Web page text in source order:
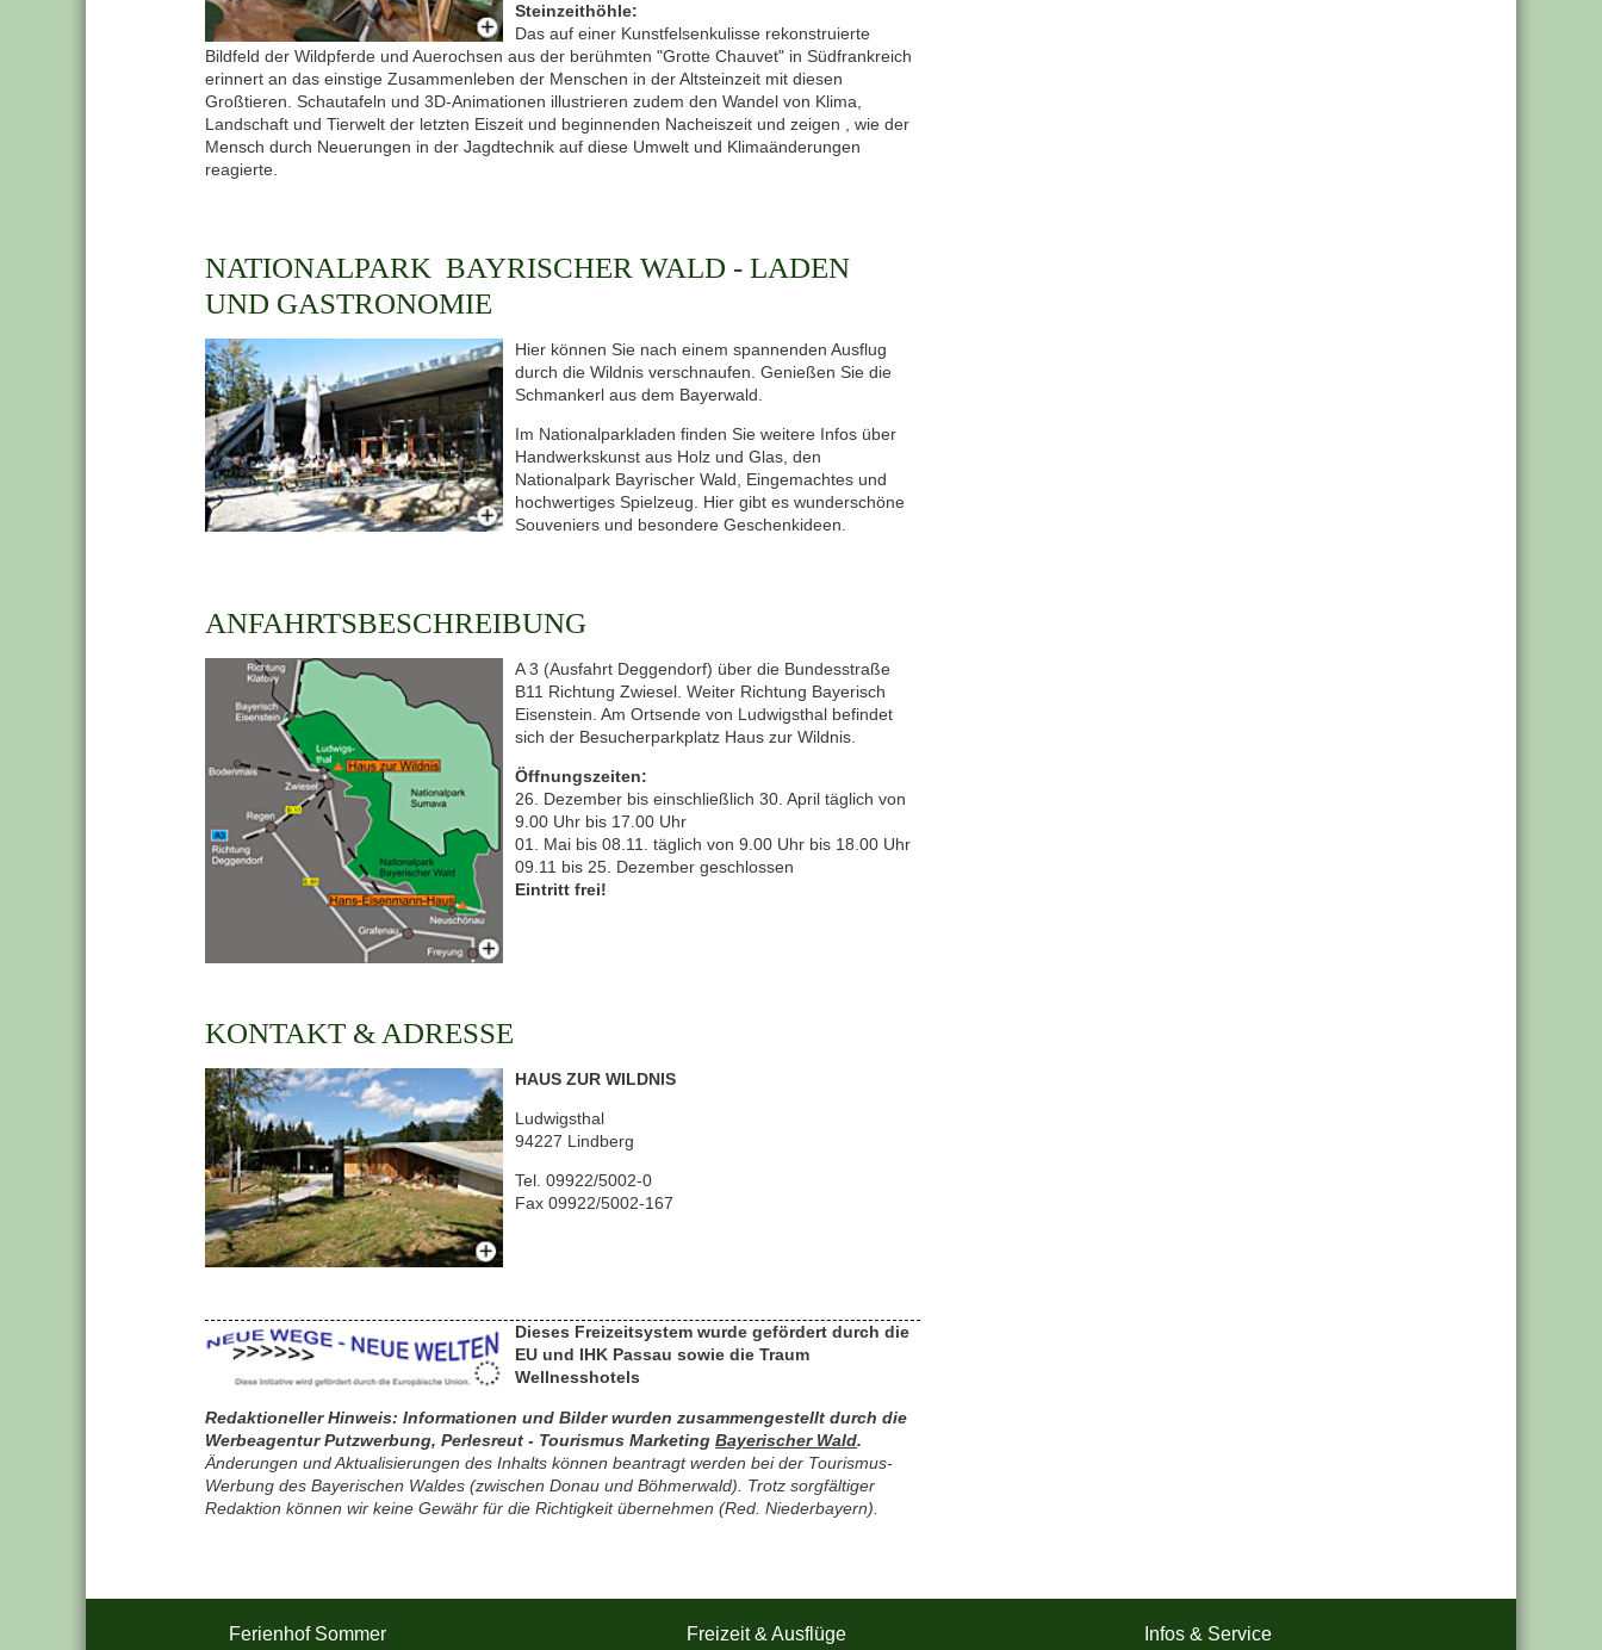
Steinzeithöhle:
Das auf einer Kunstfelsenkulisse rekonstruierte
Bildfeld der Wildpferde und Auerochsen aus der berühmten "Grotte Chauvet" in Südfrankreich
erinnert an das einstige Zusammenleben der Menschen in der Altsteinzeit mit diesen
Großtieren. Schautafeln und 3D-Animationen illustrieren zudem den Wandel von Klima,
Landschaft und Tierwelt der letzten Eiszeit und beginnenden Nacheiszeit und zeigen , wie der
Mensch durch Neuerungen in der Jagdtechnik auf diese Umwelt und Klimaänderungen
reagierte.
NATIONALPARK BAYRISCHER WALD - LADEN
UND GASTRONOMIE
Hier können Sie nach einem spannenden Ausflug
durch die Wildnis verschnaufen. Genießen Sie die
Schmankerl aus dem Bayerwald.
Im Nationalparkladen finden Sie weitere Infos über
Handwerkskunst aus Holz und Glas, den
Nationalpark Bayrischer Wald, Eingemachtes und
hochwertiges Spielzeug. Hier gibt es wunderschöne
Souveniers und besondere Geschenkideen.
ANFAHRTSBESCHREIBUNG
A 3 (Ausfahrt Deggendorf) über die Bundesstraße
B11 Richtung Zwiesel. Weiter Richtung Bayerisch
Eisenstein. Am Ortsende von Ludwigsthal befindet
sich der Besucherparkplatz Haus zur Wildnis.
Öffnungszeiten:
26. Dezember bis einschließlich 30. April täglich von
9.00 Uhr bis 17.00 Uhr
01. Mai bis 08.11. täglich von 9.00 Uhr bis 18.00 Uhr
09.11 bis 25. Dezember geschlossen
Eintritt frei!
KONTAKT & ADRESSE
HAUS ZUR WILDNIS
Ludwigsthal
94227 Lindberg
Tel. 09922/5002-0
Fax 09922/5002-167
Dieses Freizeitsystem wurde gefördert durch die
EU und IHK Passau sowie die Traum
Wellnesshotels
Redaktioneller Hinweis: Informationen und Bilder wurden zusammengestellt durch die
Werbeagentur Putzwerbung, Perlesreut - Tourismus Marketing Bayerischer Wald.
Änderungen und Aktualisierungen des Inhalts können beantragt werden bei der Tourismus-
Werbung des Bayerischen Waldes (zwischen Donau und Böhmerwald). Trotz sorgfältiger
Redaktion können wir keine Gewähr für die Richtigkeit übernehmen (Red. Niederbayern).
Ferienhof Sommer Freizeit & Ausflüge Infos & Service